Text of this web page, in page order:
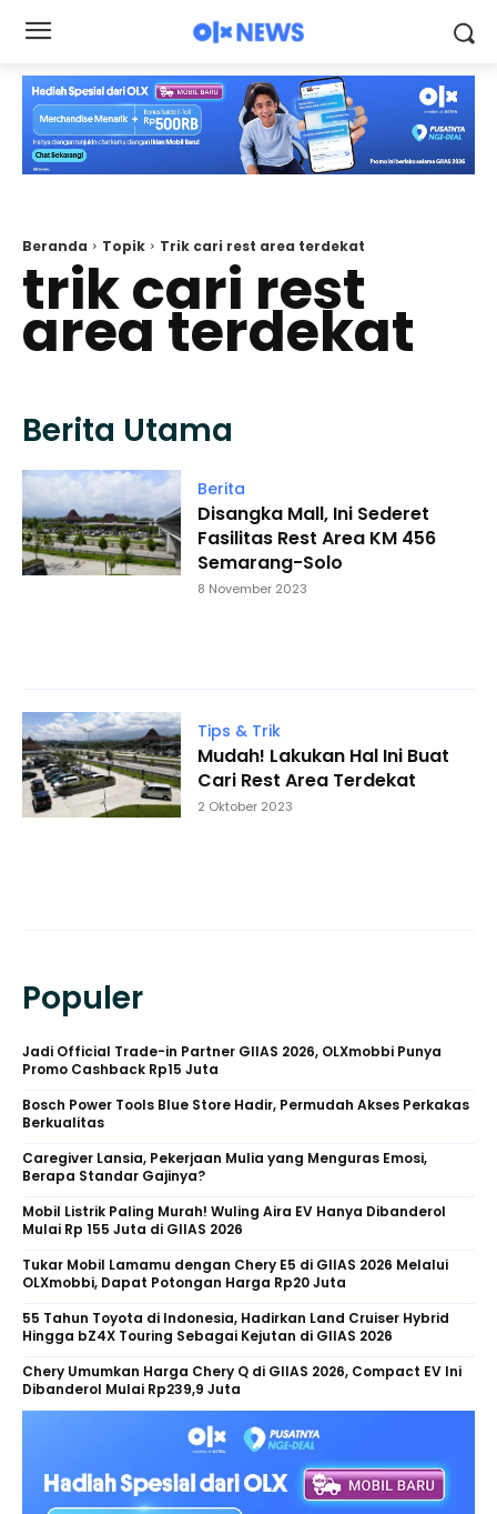
Beranda Topik Trik cari rest area terdekat
trik cari rest
area terdekat
Berita Utama
Berita
Disangka Mall, Ini Sederet
Fasilitas Rest Area KM 456
Semarang-Solo
8 November 2023
Tips & Trik
Mudah! Lakukan Hal Ini Buat
Cari Rest Area Terdekat
2 Oktober 2023
Populer
Jadi Official Trade-in Partner GIIAS 2026, OLXmobbi Punya
Promo Cashback Rp15 Juta
Bosch Power Tools Blue Store Hadir, Permudah Akses Perkakas
Berkualitas
Caregiver Lansia, Pekerjaan Mulia yang Menguras Emosi,
Berapa Standar Gajinya?
Mobil Listrik Paling Murah! Wuling Aira EV Hanya Dibanderol
Mulai Rp 155 Juta di GIIAS 2026
Tukar Mobil Lamamu dengan Chery E5 di GIIAS 2026 Melalui
OLXmobbi, Dapat Potongan Harga Rp20 Juta
55 Tahun Toyota di Indonesia, Hadirkan Land Cruiser Hybrid
Hingga bZ4X Touring Sebagai Kejutan di GIIAS 2026
Chery Umumkan Harga Chery Q di GIIAS 2026, Compact EV Ini
Dibanderol Mulai Rp239,9 Juta